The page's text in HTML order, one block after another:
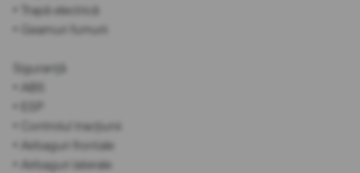
• Trapă electrică
• Geamuri fumurii
Siguranță
• ABS
• Controlul tracțiunii
• Airbaguri frontale
• Airbaguri laterale